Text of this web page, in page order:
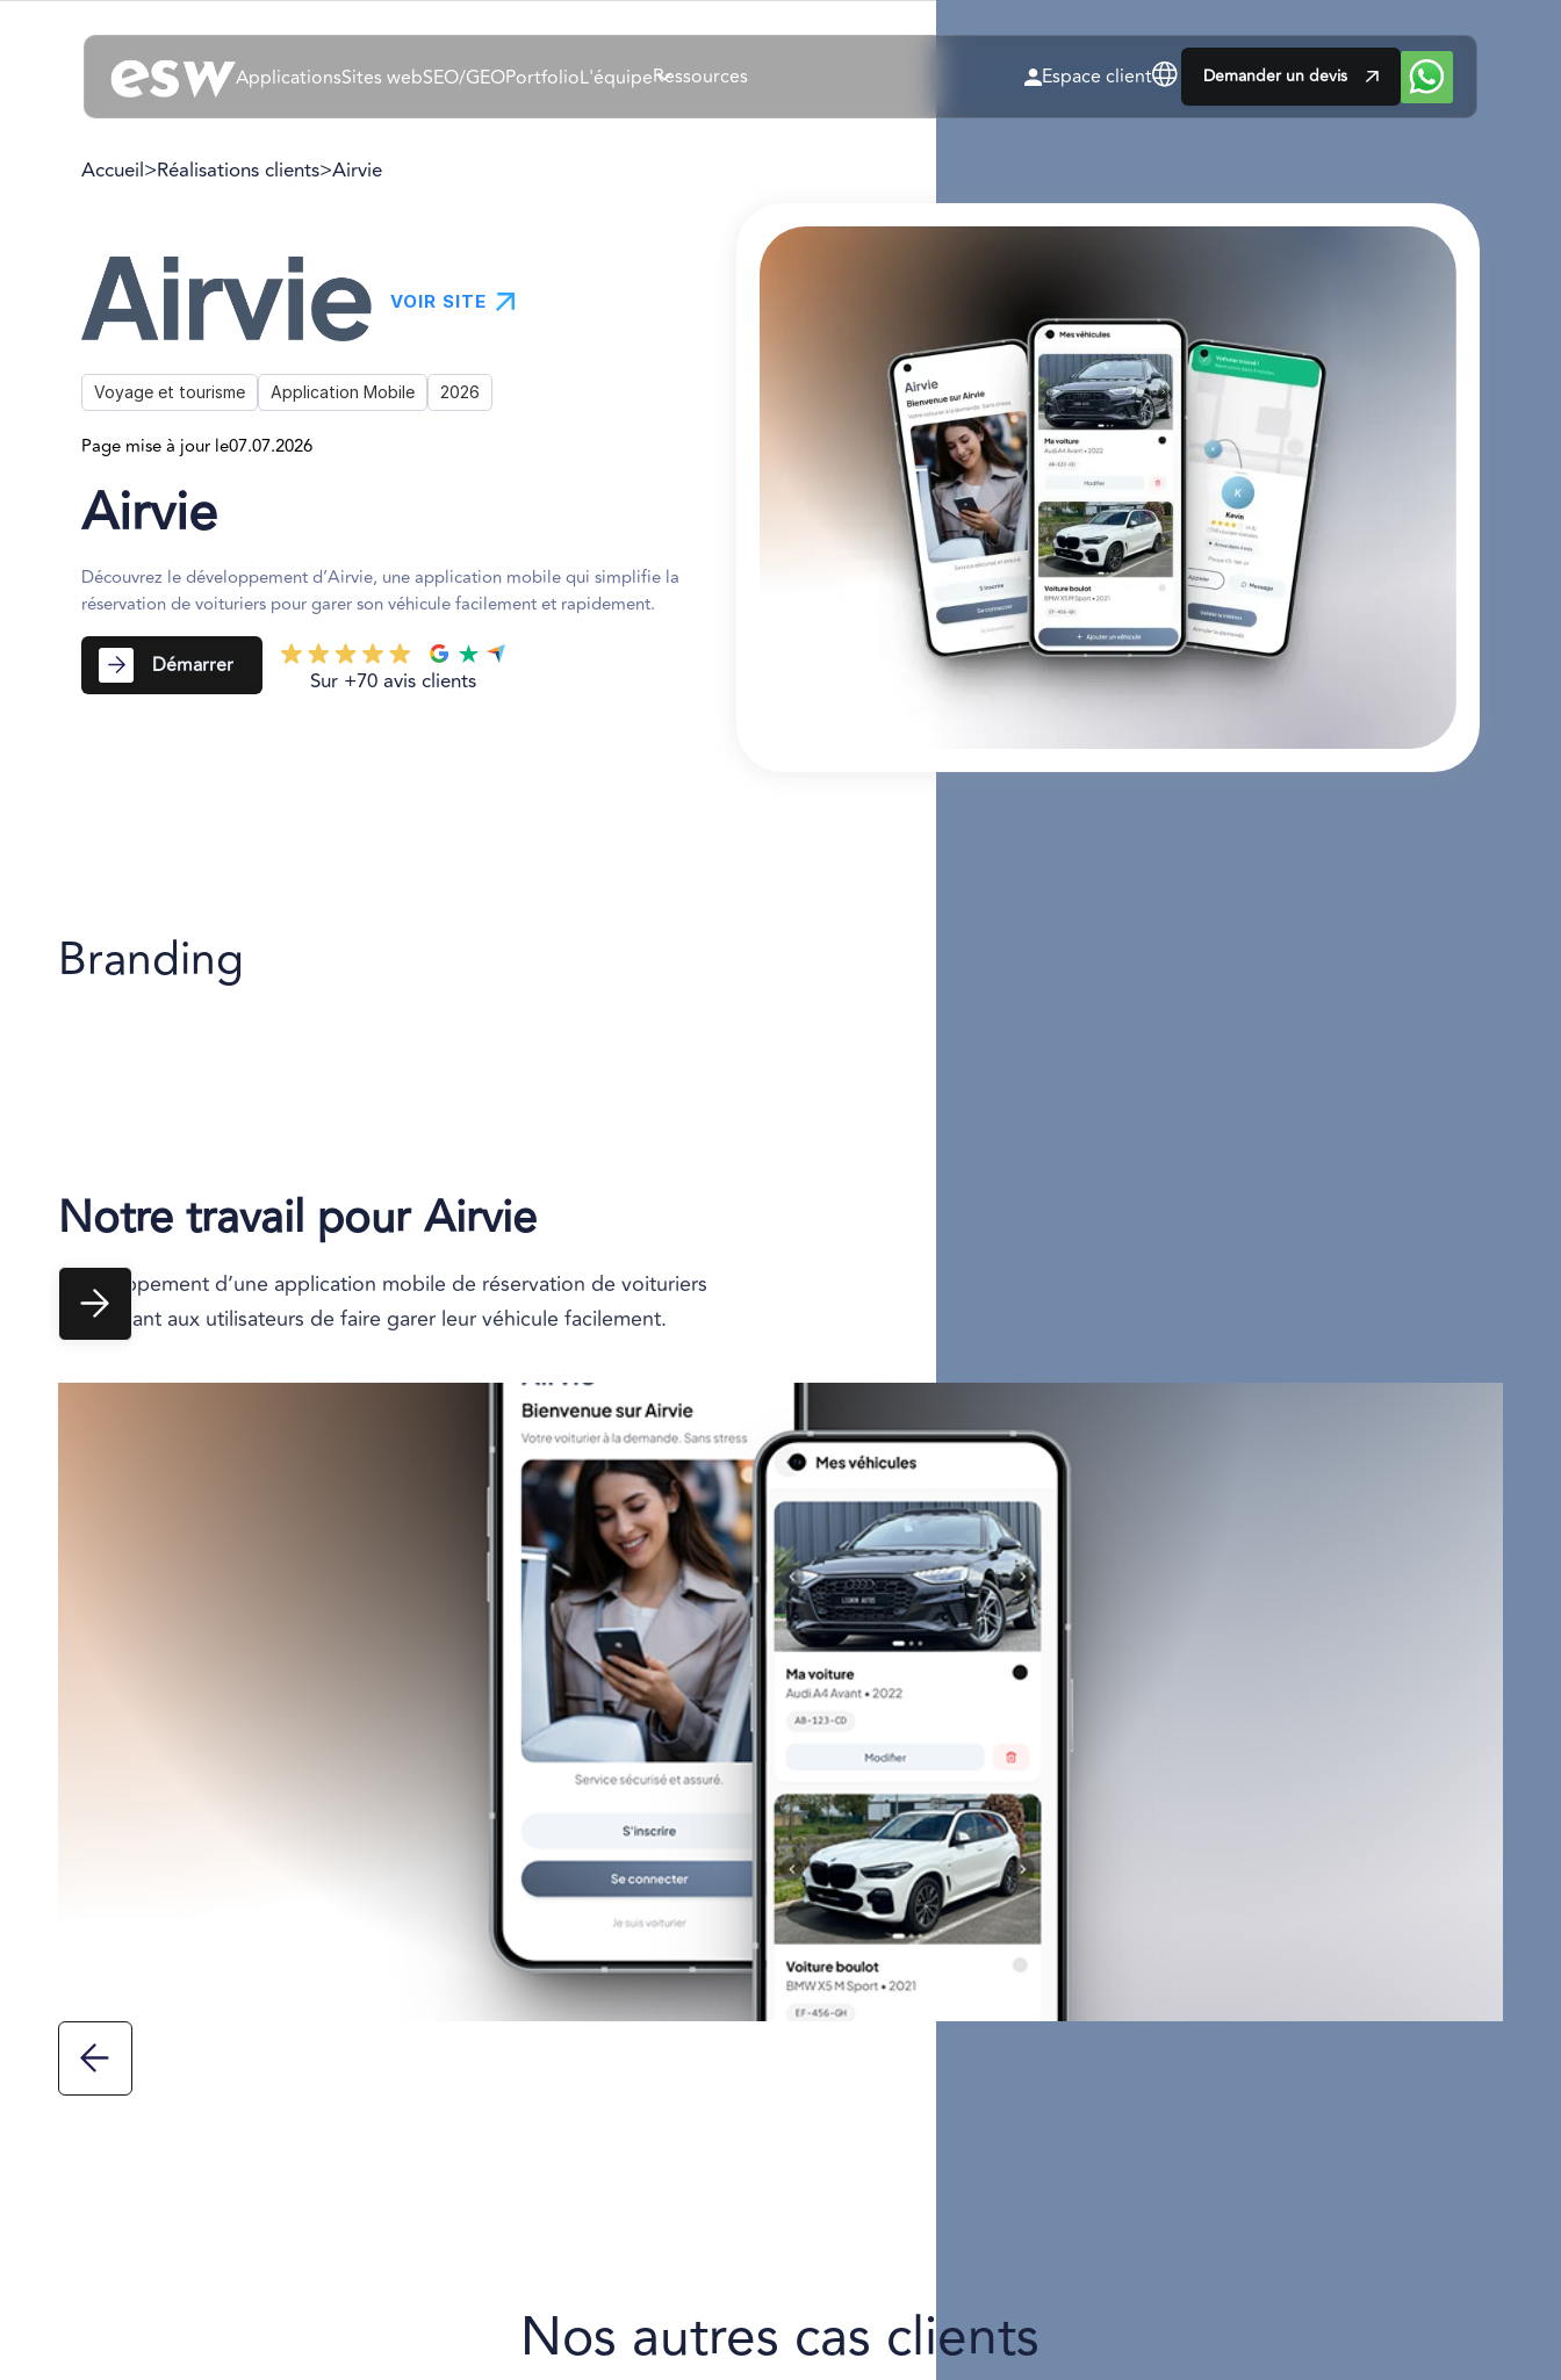
ApplicationsSites webSEO/GEOPortfolioL'équipeRessources Espace client Demander un devis
Accueil>Réalisations clients>Airvie
VOIR SITE
Voyage et tourisme Application Mobile 2026
Page mise à jour le07.07.2026
Airvie
Découvrez le développement d’Airvie, une application mobile qui simplifie la
réservation de voituriers pour garer son véhicule facilement et rapidement.
Démarrer
Sur +70 avis clients
Branding
Notre travail pour Airvie
Développement d’une application mobile de réservation de voituriers
permettant aux utilisateurs de faire garer leur véhicule facilement.
Nos autres cas clients